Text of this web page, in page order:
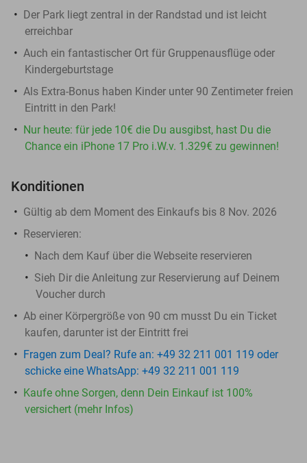
Der Park liegt zentral in der Randstad und ist leicht
erreichbar
Auch ein fantastischer Ort für Gruppenausflüge oder
Kindergeburtstage
Als Extra-Bonus haben Kinder unter 90 Zentimeter freien
Eintritt in den Park!
Nur heute: für jede 10€ die Du ausgibst, hast Du die
Chance ein iPhone 17 Pro i.W.v. 1.329€ zu gewinnen!
Konditionen
Gültig ab dem Moment des Einkaufs bis 8 Nov. 2026
Reservieren:
Nach dem Kauf über die Webseite reservieren
Sieh Dir die Anleitung zur Reservierung auf Deinem
Voucher durch
Ab einer Körpergröße von 90 cm musst Du ein Ticket
kaufen, darunter ist der Eintritt frei
Fragen zum Deal? Rufe an: +49 32 211 001 119 oder
schicke eine WhatsApp: +49 32 211 001 119
Kaufe ohne Sorgen, denn Dein Einkauf ist 100%
versichert (mehr Infos)